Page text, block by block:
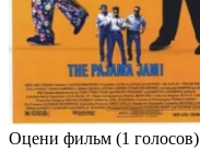
Оцени фильм (1 голосов)